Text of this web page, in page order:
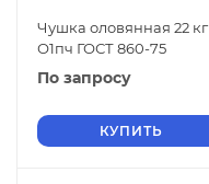
Чушка оловянная 22 кг
О1пч ГОСТ 860-75
По запросу
КУПИТЬ